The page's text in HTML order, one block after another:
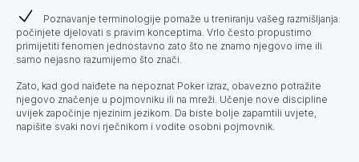
Poznavanje terminologije pomaže u treniranju vašeg razmišljanja:
počinjete djelovati s pravim konceptima. Vrlo često propustimo
primijetiti fenomen jednostavno zato što ne znamo njegovo ime ili
samo nejasno razumijemo što znači.
Zato, kad god naiđete na nepoznat Poker izraz, obavezno potražite
njegovo značenje u pojmovniku ili na mreži. Učenje nove discipline
uvijek započinje njezinim jezikom. Da biste bolje zapamtili uvjete,
napišite svaki novi rječnikom i vodite osobni pojmovnik.